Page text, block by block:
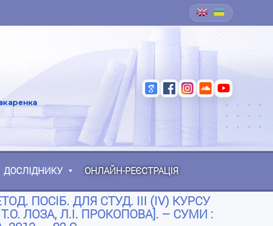
ДОСЛІДНИКУ ОНЛАЙН-РЕЄСТРАЦІЯ
ПОСІБ. ДЛЯ СТУД. ІІІ (ІV) КУРСУ
ЛОЗА, Л.І. ПРОКОПОВА]. – СУМИ :